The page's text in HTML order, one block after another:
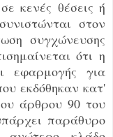
κενές θέσεις ή
στον
συγχώνευσης
ότι η
εφαρμογής για
εκδόθηκαν κατ'
άρθρου 90 του
παράθυρο